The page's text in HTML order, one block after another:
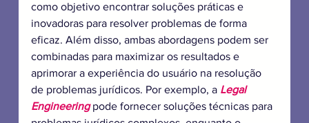
como objetivo encontrar soluções práticas e
inovadoras para resolver problemas de forma
eficaz. Além disso, ambas abordagens podem ser
combinadas para maximizar os resultados e
aprimorar a experiência do usuário na resolução
de problemas jurídicos. Por exemplo, a Legal
Engineering pode fornecer soluções técnicas para